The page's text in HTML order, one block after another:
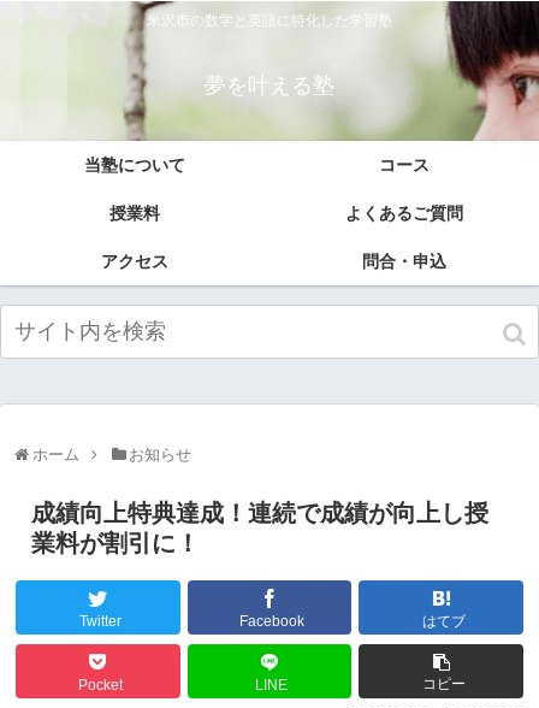
米沢市の数学と英語に特化した学習塾
夢を叶える塾
当塾について コース
授業料 よくあるご質問
アクセス 問合・申込
ホーム お知らせ
成績向上特典達成！連続で成績が向上し授
業料が割引に！
Twitter Facebook はてブ
Pocket LINE コピー